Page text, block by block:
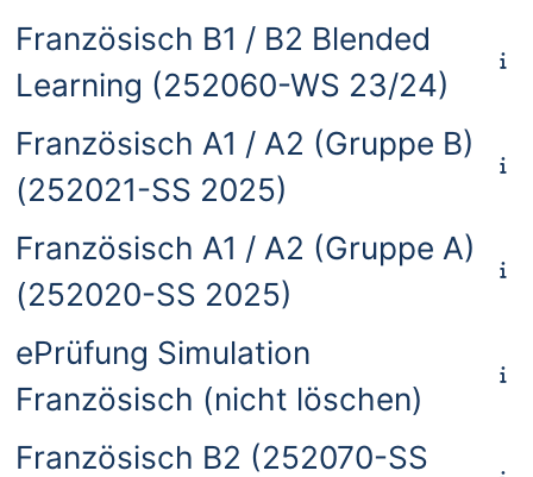
Französisch B1 / B2 Blended
Learning (252060-WS 23/24)
Französisch A1 / A2 (Gruppe B)
(252021-SS 2025)
Französisch A1 / A2 (Gruppe A)
(252020-SS 2025)
ePrüfung Simulation
Französisch (nicht löschen)
Französisch B2 (252070-SS